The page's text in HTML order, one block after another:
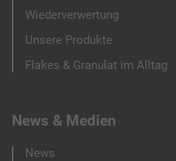
Wiederverwertung
Unsere Produkte
Flakes & Granulat im Alltag
News & Medien
News